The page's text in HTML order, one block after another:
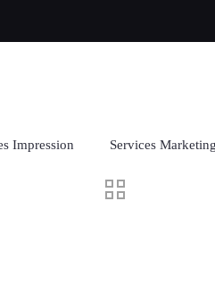
Impression Services